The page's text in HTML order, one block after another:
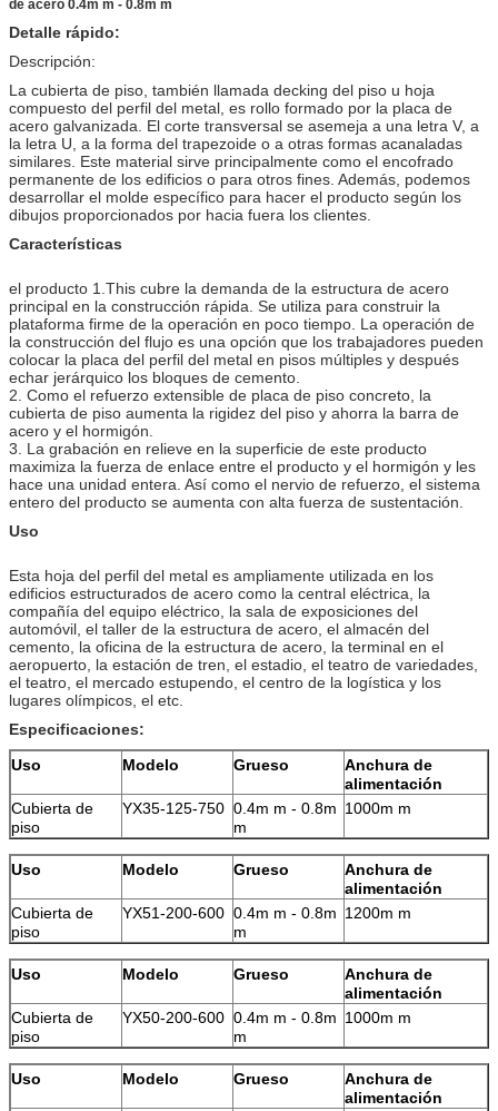
de acero 0.4m m - 0.8m m
Detalle rápido:
Descripción:
La cubierta de piso, también llamada decking del piso u hoja
compuesto del perfil del metal, es rollo formado por la placa de
acero galvanizada. El corte transversal se asemeja a una letra V, a
la letra U, a la forma del trapezoide o a otras formas acanaladas
similares. Este material sirve principalmente como el encofrado
permanente de los edificios o para otros fines. Además, podemos
desarrollar el molde específico para hacer el producto según los
dibujos proporcionados por hacia fuera los clientes.
Características
el producto 1.This cubre la demanda de la estructura de acero
principal en la construcción rápida. Se utiliza para construir la
plataforma firme de la operación en poco tiempo. La operación de
la construcción del flujo es una opción que los trabajadores pueden
colocar la placa del perfil del metal en pisos múltiples y después
echar jerárquico los bloques de cemento.
2. Como el refuerzo extensible de placa de piso concreto, la
cubierta de piso aumenta la rigidez del piso y ahorra la barra de
acero y el hormigón.
3. La grabación en relieve en la superficie de este producto
maximiza la fuerza de enlace entre el producto y el hormigón y les
hace una unidad entera. Así como el nervio de refuerzo, el sistema
entero del producto se aumenta con alta fuerza de sustentación.
Uso
Esta hoja del perfil del metal es ampliamente utilizada en los
edificios estructurados de acero como la central eléctrica, la
compañía del equipo eléctrico, la sala de exposiciones del
automóvil, el taller de la estructura de acero, el almacén del
cemento, la oficina de la estructura de acero, la terminal en el
aeropuerto, la estación de tren, el estadio, el teatro de variedades,
el teatro, el mercado estupendo, el centro de la logística y los
lugares olímpicos, el etc.
Especificaciones:
Uso
Modelo Grueso
Anchura de
alimentación
Cubierta de
piso
YX35-125-750 0.4m m - 0.8m
m
1000m m
Uso Modelo Grueso
Anchura de
alimentación
Cubierta de
piso
YX51-200-600 0.4m m - 0.8m
m
1200m m
Uso Modelo Grueso
Anchura de
alimentación
Cubierta de
piso
YX50-200-600 0.4m m - 0.8m
m
1000m m
Uso Modelo Grueso
Anchura de
alimentación